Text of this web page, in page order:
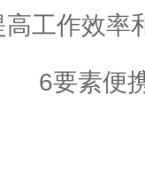
工作效率